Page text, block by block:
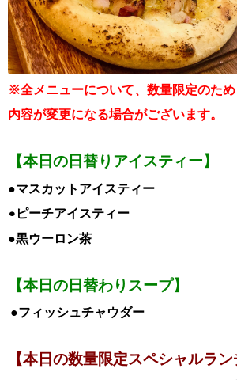
※全メニューについて、数量限定のため
内容が変更になる場合がございます。
【本日の日替りアイスティー】
●マスカットアイスティー
•ピーチアイスティー
●黒ウーロン茶
【本日の日替わりスープ】
●フィッシュチャウダー
【本日の数量限定スペシャルラン